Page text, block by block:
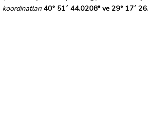
koordinatları 40° 51´ 44.0208" ve 29° 17´